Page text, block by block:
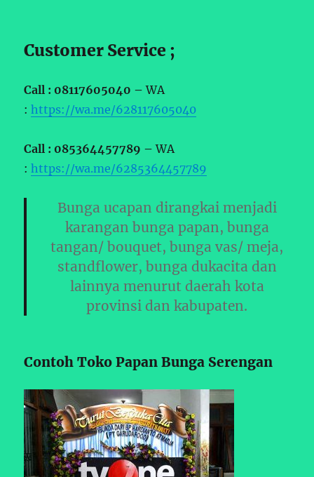
Customer Service ;
Call : 08117605040 –WA
:https://wa.me/628117605040
Call : 085364457789 –WA
:https://wa.me/6285364457789
Bunga ucapan dirangkai menjadi
karangan bunga papan, bunga
tangan/ bouquet, bunga vas/ meja,
standflower, bunga dukacita dan
lainnya menurut daerah kota
provinsi dan kabupaten.
Contoh Toko Papan Bunga Serengan